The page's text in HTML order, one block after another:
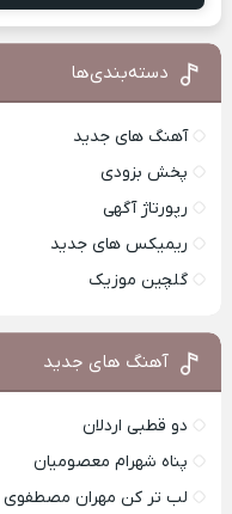
دسته‌بندی‌ها
آهنگ های جدید
پخش بزودی
رپورتاژ آگهی
ریمیکس های جدید
گلچین موزیک
آهنگ های جدید
دو قطبی اردلان
پناه شهرام معصومیان
لب تر کن مهران مصطفوی